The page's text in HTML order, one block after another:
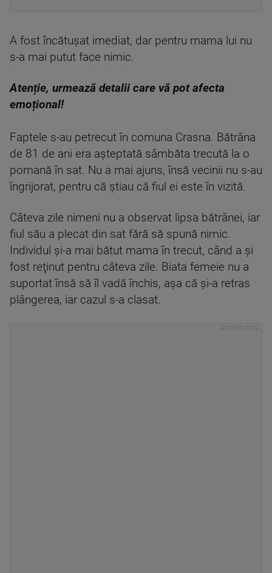
A fost încătușat imediat, dar pentru mama lui nu
s-a mai putut face nimic.
Atenție, urmează detalii care vă pot afecta
emoțional!
Faptele s-au petrecut în comuna Crasna. Bătrâna
de 81 de ani era așteptată sâmbăta trecută la o
pomană în sat. Nu a mai ajuns, însă vecinii nu s-au
îngrijorat, pentru că ştiau că fiul ei este în vizită.
Câteva zile nimeni nu a observat lipsa bătrânei, iar
fiul său a plecat din sat fără să spună nimic.
Individul şi-a mai bătut mama în trecut, când a şi
fost reţinut pentru câteva zile. Biata femeie nu a
suportat însă să îl vadă închis, aşa că şi-a retras
plângerea, iar cazul s-a clasat.